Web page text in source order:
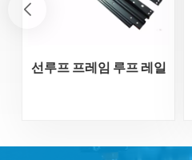
선루프 프레임 루프 레일